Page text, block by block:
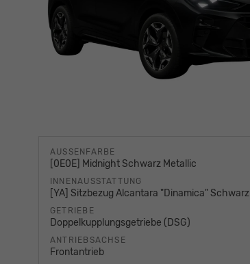
AUSSENFARBE
[0E0E] Midnight Schwarz Metallic
INNENAUSSTATTUNG
[YA] Sitzbezug Alcantara "Dinamica" Schwarz
GETRIEBE
Doppelkupplungsgetriebe (DSG)
ANTRIEBSACHSE
Frontantrieb